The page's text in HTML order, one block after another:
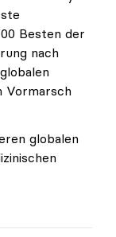
Besten der
nach
Vormarsch
globalen
geben